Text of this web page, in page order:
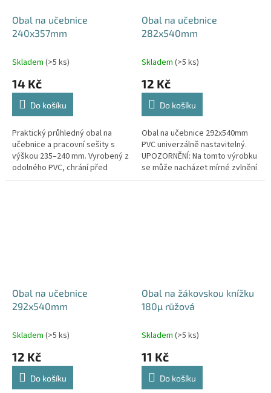
Obal na učebnice
240x357mm
Skladem (>5 ks)
14 Kč
Do košíku
Praktický průhledný obal na
učebnice a pracovní sešity s
výškou 235–240 mm. Vyrobený z
odolného PVC, chrání před
nečistotami a opotřebením.
Obal na učebnice
282x540mm
Skladem (>5 ks)
12 Kč
Do košíku
Obal na učebnice 292x540mm
PVC univerzálně nastavitelný.
UPOZORNĚNÍ: Na tomto výrobku
se může nacházet mírné zvlnění
v místě lepicího okraje. Vada
Obal na učebnice
292x540mm
Skladem (>5 ks)
12 Kč
Do košíku
Obal na žákovskou knížku
180µ růžová
Skladem (>5 ks)
11 Kč
Do košíku